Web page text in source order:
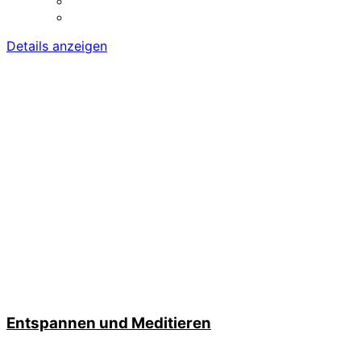
Details anzeigen
Entspannen und Meditieren